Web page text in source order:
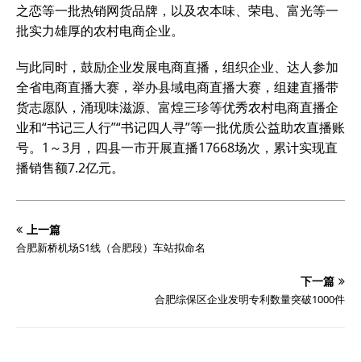
之恋等一批热销网货品牌，以及农本味、荣电、富光等一
批实力雄厚的农村电商企业。
与此同时，鼓励企业发展电商直播，组织企业、达人参加
全省电商直播大赛，举办县域电商直播大赛，组建直播带
货志愿队，涌现味滋源、富煌三珍等优秀农村电商直播企
业和“书记三人行”“书记四人寻”等一批优质公益助农直播账
号。1～3月，四县一市开展直播17668场次，累计实现直
播销售额7.2亿元。
上一篇
合肥新桥机场S1线（合肥段）车站拟命名
下一篇
合肥综保区企业发明专利数量突破1000件